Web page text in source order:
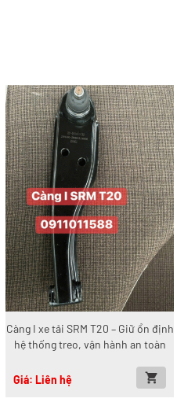
Càng I xe tải SRM T20 – Giữ ổn định
hệ thống treo, vận hành an toàn
Giá: Liên hệ